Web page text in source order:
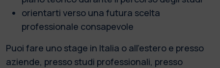
orientarti verso una futura scelta
professionale consapevole
Puoi fare uno stage in Italia o all’estero e presso
aziende, presso studi professionali, presso